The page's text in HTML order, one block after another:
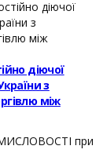
діючої
з
між